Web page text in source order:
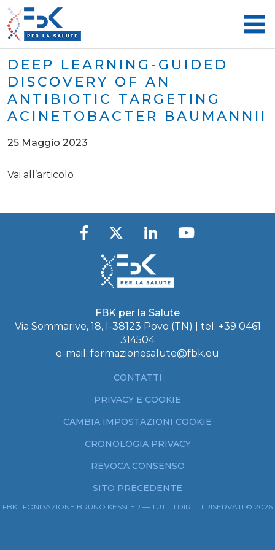
DEEP LEARNING-GUIDED
DISCOVERY OF AN
ANTIBIOTIC TARGETING
ACINETOBACTER BAUMANNII
25 Maggio 2023
Vai all’articolo
FBK per la Salute
Via Sommarive, 18, I-38123 Povo (TN) | tel. +39 0461
314504
e-mail: formazionesalute@fbk.eu
CONTATTI
PRIVACY E COOKIE
CAMBIA IMPOSTAZIONI COOKIE
CRONOLOGIA PRIVACY
REVOCA CONSENSO
SITO PRECEDENTE
FBK | FONDAZIONE BRUNO KESSLER — TUTTI I DIRITTI RISERVATI © 2026